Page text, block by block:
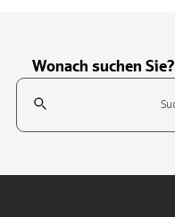
Wonach suchen Sie?
Suchfeld